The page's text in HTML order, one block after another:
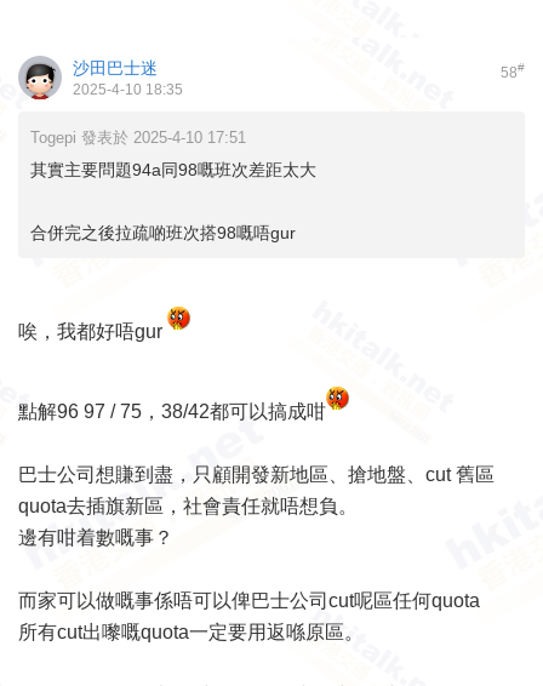
58#
沙田巴士迷
2025-4-10 18:35
Togepi 發表於 2025-4-10 17:51
其實主要問題94a同98嘅班次差距太大
合併完之後拉疏啲班次搭98嘅唔gur
唉，我都好唔gur
點解96 97 / 75，38/42都可以搞成咁
巴士公司想賺到盡，只顧開發新地區、搶地盤、cut 舊區
quota去插旗新區，社會責任就唔想負。
邊有咁着數嘅事？
而家可以做嘅事係唔可以俾巴士公司cut呢區任何quota
所有cut出嚟嘅quota一定要用返喺原區。